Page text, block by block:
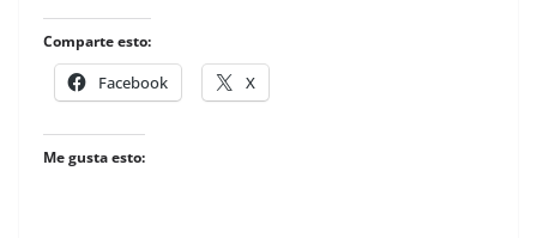
Comparte esto:
Facebook X
Me gusta esto: